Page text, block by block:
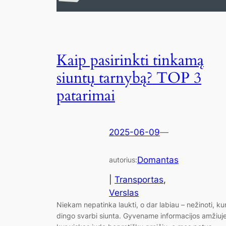
Kaip pasirinkti tinkamą
siuntų tarnybą? TOP 3
patarimai
2025-06-09—
autorius:Domantas
Transportas
Verslas
Niekam nepatinka laukti, o dar labiau – nežinoti,
dingo svarbi siunta. Gyvename informacijos